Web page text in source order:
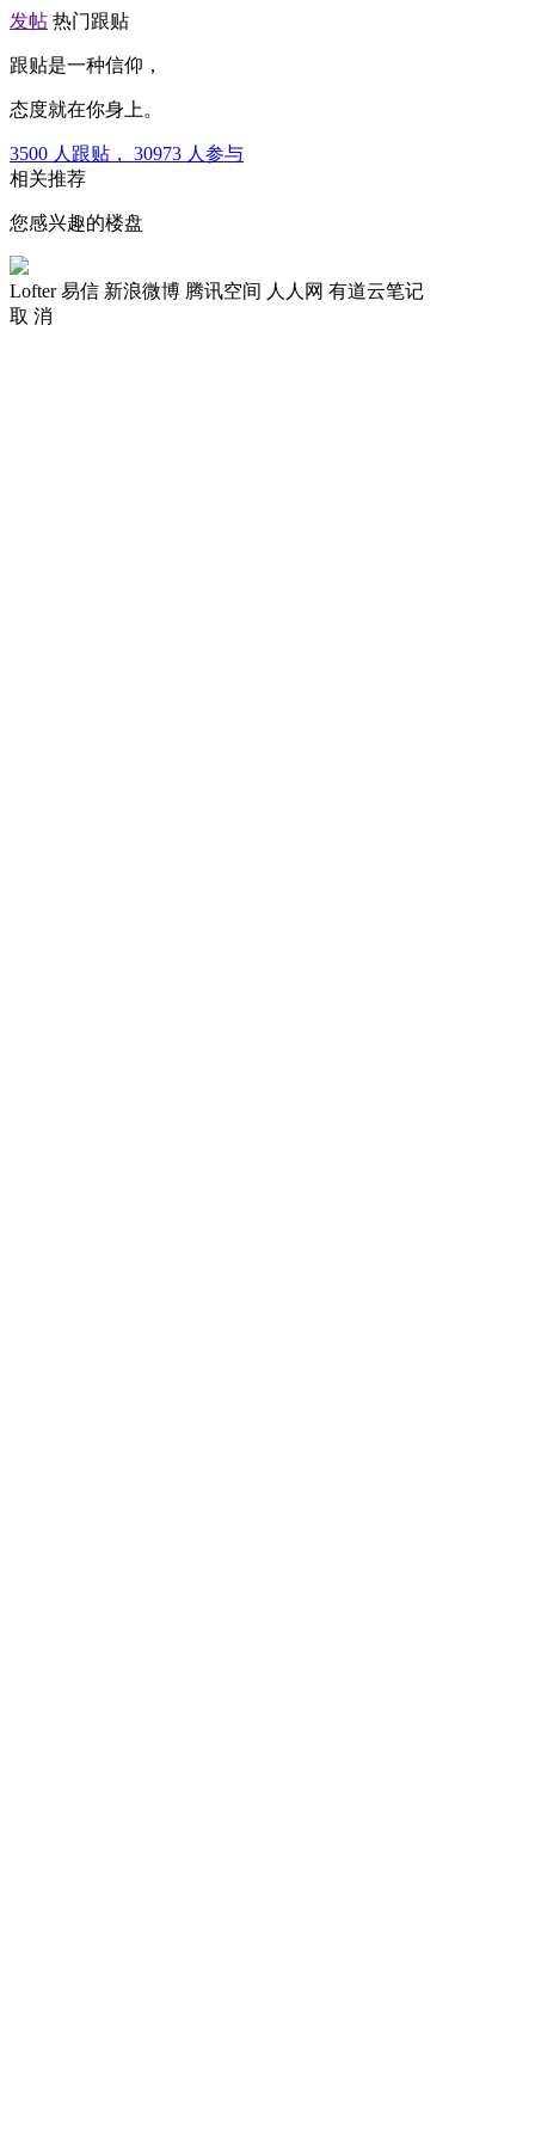
发帖 热门跟贴
跟贴是一种信仰，
态度就在你身上。
3500 人跟贴， 30973 人参与
相关推荐
您感兴趣的楼盘
Lofter 易信 新浪微博 腾讯空间 人人网 有道云笔记
取 消